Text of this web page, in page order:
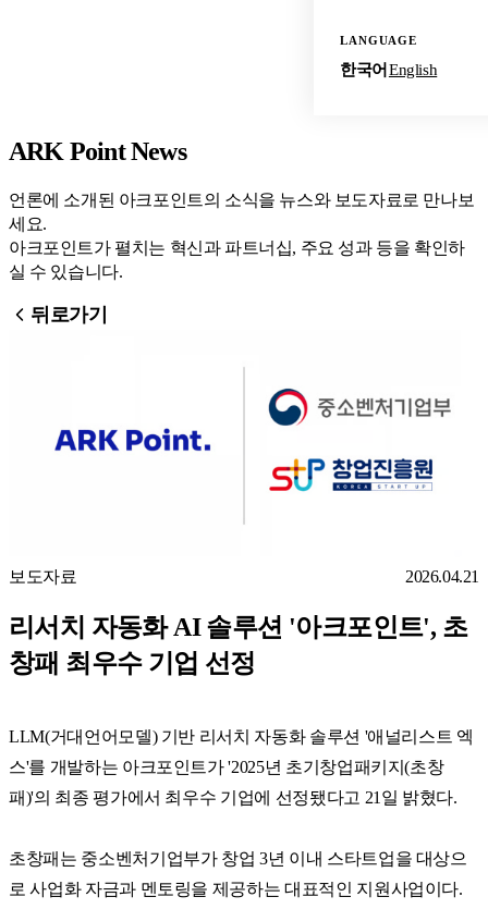
LANGUAGE
한국어English
ARK Point News
언론에 소개된 아크포인트의 소식을 뉴스와 보도자료로 만나보
세요.
아크포인트가 펼치는 혁신과 파트너십, 주요 성과 등을 확인하
실 수 있습니다.
뒤로가기
보도자료 2026.04.21
리서치 자동화 AI 솔루션 '아크포인트', 초
창패 최우수 기업 선정
LLM(거대언어모델) 기반 리서치 자동화 솔루션 '애널리스트 엑
스'를 개발하는 아크포인트가 '2025년 초기창업패키지(초창
패)'의 최종 평가에서 최우수 기업에 선정됐다고 21일 밝혔다.
초창패는 중소벤처기업부가 창업 3년 이내 스타트업을 대상으
로 사업화 자금과 멘토링을 제공하는 대표적인 지원사업이다.